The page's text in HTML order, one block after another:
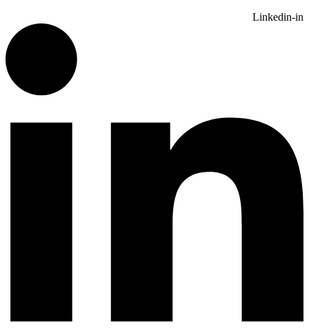
Linkedin-in